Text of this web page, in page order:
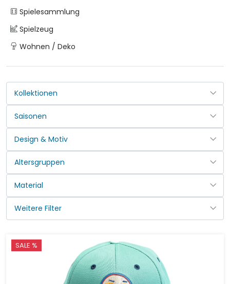
Spielesammlung
Spielzeug
Wohnen / Deko
SALE %